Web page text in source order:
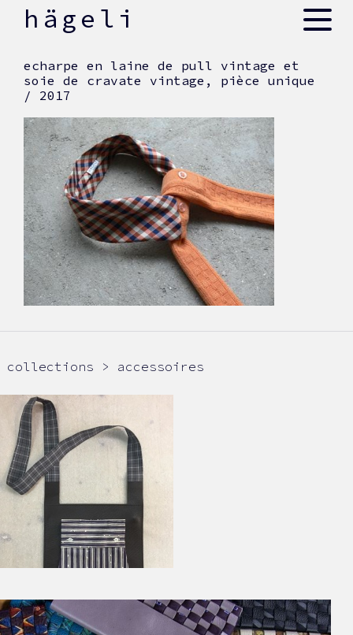
skiphägeli
echarpe en laine de pull vintage et
soie de cravate vintage, pièce unique
/ 2017
collections > accessoires